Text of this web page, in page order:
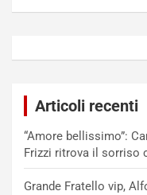
Articoli recenti
“Amore bellissimo”:
Frizzi ritrova il sorriso
Grande Fratello vip,